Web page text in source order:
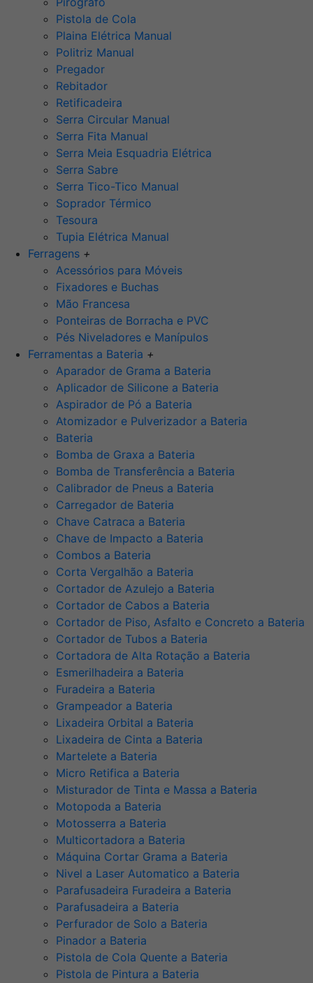
Pistola de Cola
Plaina Elétrica Manual
Politriz Manual
Pregador
Rebitador
Retificadeira
Serra Circular Manual
Serra Fita Manual
Serra Meia Esquadria Elétrica
Serra Sabre
Serra Tico-Tico Manual
Soprador Térmico
Tesoura
Tupia Elétrica Manual
Ferragens +
Acessórios para Móveis
Fixadores e Buchas
Mão Francesa
Ponteiras de Borracha e PVC
Pés Niveladores e Manípulos
Ferramentas a Bateria +
Aparador de Grama a Bateria
Aplicador de Silicone a Bateria
Aspirador de Pó a Bateria
Atomizador e Pulverizador a Bateria
Bateria
Bomba de Graxa a Bateria
Bomba de Transferência a Bateria
Calibrador de Pneus a Bateria
Carregador de Bateria
Chave Catraca a Bateria
Chave de Impacto a Bateria
Combos a Bateria
Corta Vergalhão a Bateria
Cortador de Azulejo a Bateria
Cortador de Cabos a Bateria
Cortador de Piso, Asfalto e Concreto a Bateria
Cortador de Tubos a Bateria
Cortadora de Alta Rotação a Bateria
Esmerilhadeira a Bateria
Furadeira a Bateria
Grampeador a Bateria
Lixadeira Orbital a Bateria
Lixadeira de Cinta a Bateria
Martelete a Bateria
Micro Retifica a Bateria
Misturador de Tinta e Massa a Bateria
Motopoda a Bateria
Motosserra a Bateria
Multicortadora a Bateria
Máquina Cortar Grama a Bateria
Nivel a Laser Automatico a Bateria
Parafusadeira Furadeira a Bateria
Parafusadeira a Bateria
Perfurador de Solo a Bateria
Pinador a Bateria
Pistola de Cola Quente a Bateria
Pistola de Pintura a Bateria